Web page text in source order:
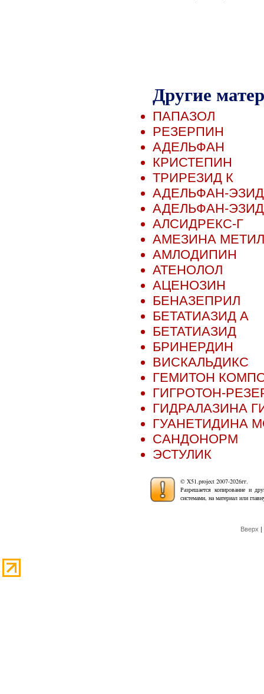
Другие
ПАПАЗОЛ
РЕЗЕРПИН
АДЕЛЬФАН
КРИСТЕПИН
ТРИРЕЗИД К
АДЕЛЬФАН-
АДЕЛЬФАН-
АЛСИДРЕКС-Г
АМЕЗИНА
АМЛОДИПИН
АТЕНОЛОЛ
АЦЕНОЗИН
БЕНАЗЕПРИЛ
БЕТАТИАЗИД А
БЕТАТИАЗИД
БРИНЕРДИН
ВИСКАЛЬДИКС
ГЕМИТОН
ГИГРОТОН-
ГИДРАЛАЗИНА
ГУАНЕТИДИНА
САНДОНОРМ
ЭСТУЛИК
© X51.project 2007-2026гг.
Разрешается копирование и
системами, на материал или
Вверх |